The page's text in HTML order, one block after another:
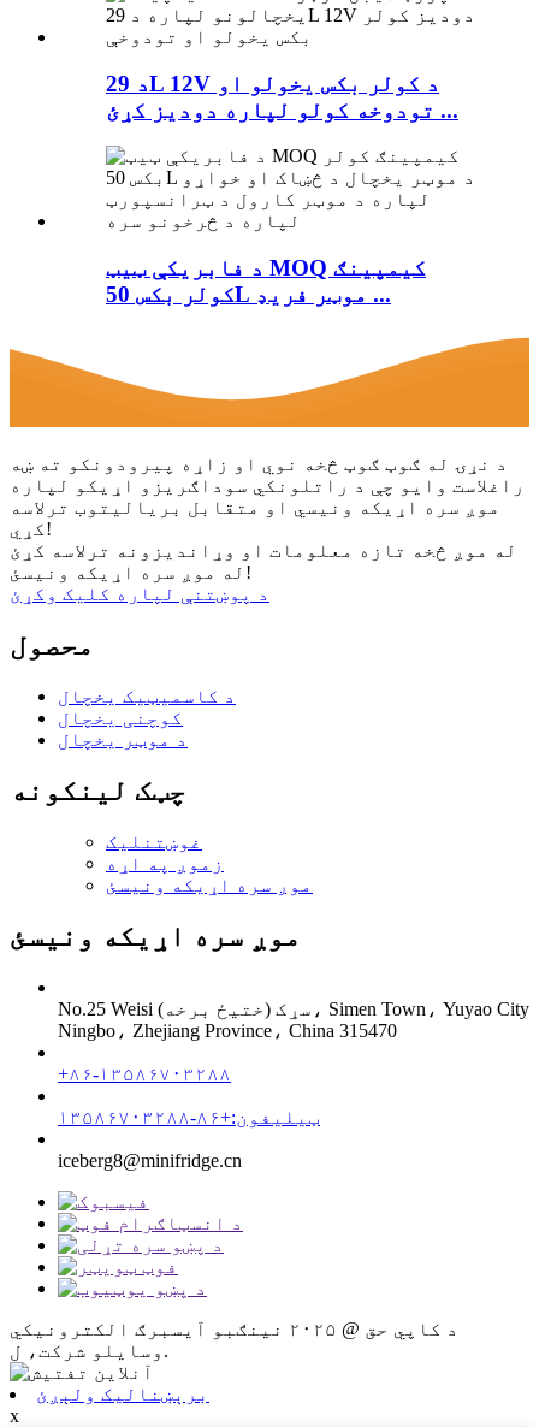
د 29L 12V د کولر بکس یخولو او
تودوخه کولو لپاره دودیز کړئ ...
د فابریکې ټیټ MOQ کیمپینګ
کولر بکس 50L موټر فریډ ...
د نړۍ له ګوټ ګوټ څخه نوي او زاړه پیرودونکو ته ښه
راغلاست وایو چې د راتلونکي سوداګریزو اړیکو لپاره
موږ سره اړیکه ونیسي او متقابل بریالیتوب ترلاسه
کړي!
له موږ څخه تازه معلومات او وړاندیزونه ترلاسه کړئ
له موږ سره اړیکه ونیسئ!
د پوښتنې لپاره کلیک وکړئ
محصول
د کاسمیټیک یخچال
کوچنی یخچال
د موټر یخچال
چټک لینکونه
غوښتنلیک
زموږ په اړه
موږ سره اړیکه ونیسئ
موږ سره اړیکه ونیسئ
No.25 Weisi سړک (ختیځ برخه)، Simen Town، Yuyao City
Ningbo، Zhejiang Province، China 315470
+۸۶-۱۳۵۸۶۷۰۳۲۸۸
ټیلیفون:+۸۶-۱۳۵۸۶۷۰۳۲۸۸
iceberg8@minifridge.cn
د کاپي حق @ ۲۰۲۵ نینګبو آیسبرګ الکترونیکي
وسایلو شرکت، ل.
برېښنالیک ولېږئ
x